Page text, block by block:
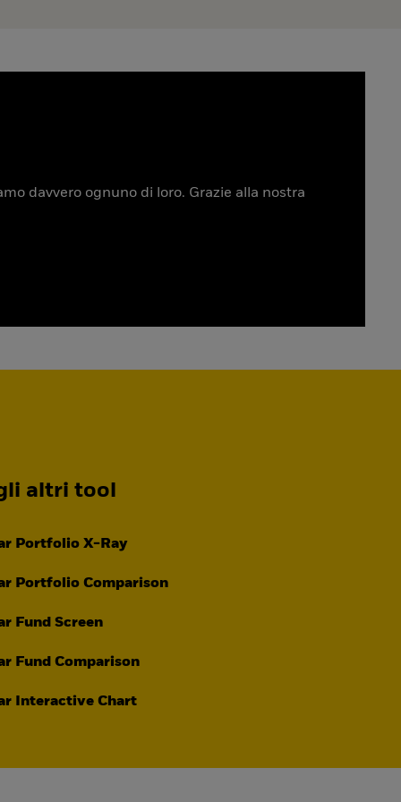
davvero ognuno di loro. Grazie alla nostra
altri tool
Portfolio X-Ray
Portfolio Comparison
Fund Screen
Fund Comparison
Interactive Chart